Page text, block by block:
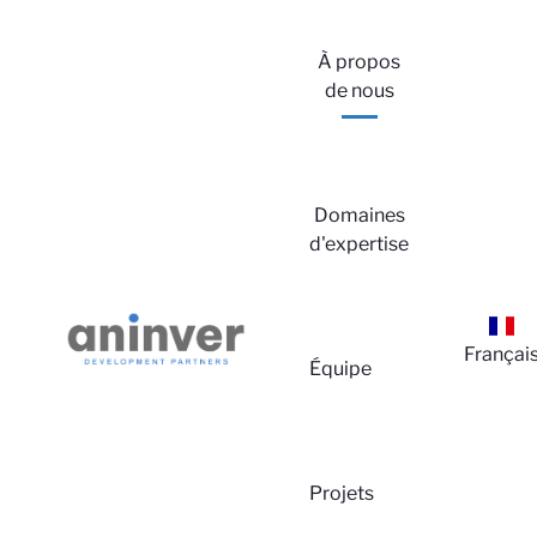
À propos
de nous
Domaines
d'expertise
Équipe
Projets